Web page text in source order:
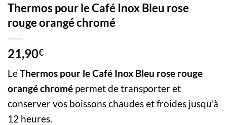
Thermos pour le Café Inox Bleu rose
rouge orangé chromé
21,90€
LeThermos pour le Café Inox Bleu rose rouge
orangé chromé permet de transporter et
conserver vos boissons chaudes et froides jusqu’à
12 heures.